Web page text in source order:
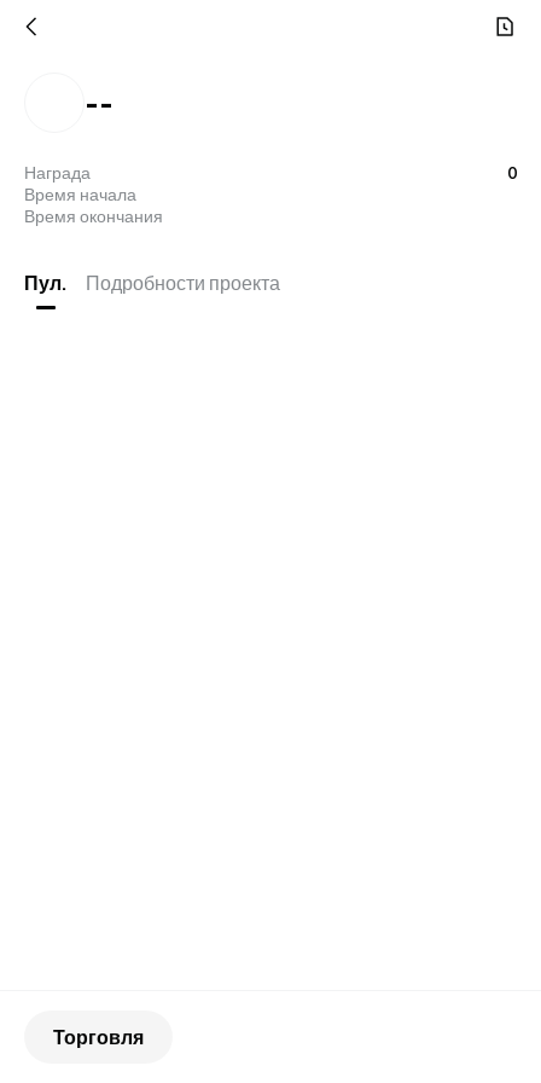
--
Награда
0
Время начала
Время окончания
Пул. Подробности проекта
Торговля